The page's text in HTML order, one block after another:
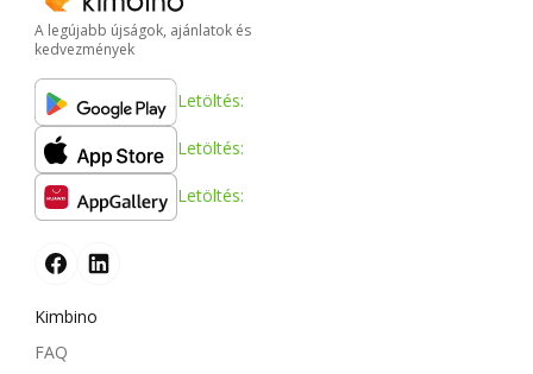
A legújabb újságok, ajánlatok és
kedvezmények
Letöltés:
Letöltés:
Letöltés:
Kimbino
FAQ